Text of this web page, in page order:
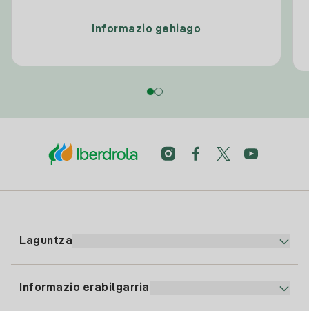
Informazio gehiago
Laguntza
Informazio erabilgarria